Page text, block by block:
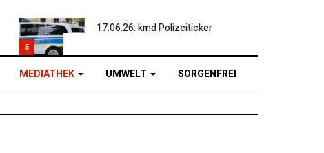
5
17.06.26: kmd Polizeiticker
MEDIATHEK UMWELT SORGENFREI